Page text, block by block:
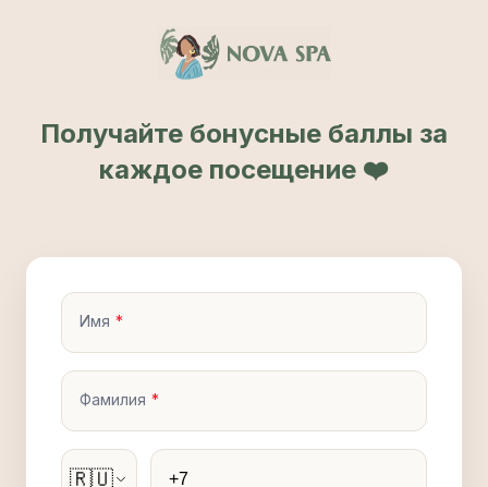
Получайте бонусные баллы за
каждое посещение ❤️
Имя
Фамилия
Телефон
🇷🇺